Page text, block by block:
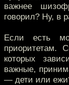
важнее
говорил? Ну, в
Если есть
приоритетам.
которых
важные,
— дети или